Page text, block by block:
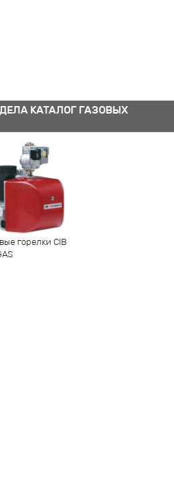
КАТАЛОГ ГАЗОВЫХ
горелки CIB